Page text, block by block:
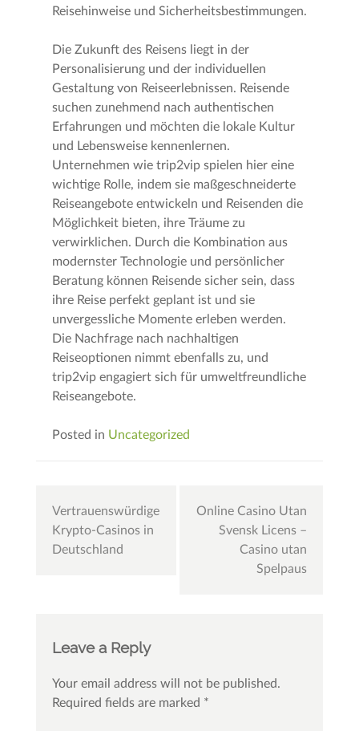
Reisehinweise und Sicherheitsbestimmungen.
Die Zukunft des Reisens liegt in der
Personalisierung und der individuellen
Gestaltung von Reiseerlebnissen. Reisende
suchen zunehmend nach authentischen
Erfahrungen und möchten die lokale Kultur
und Lebensweise kennenlernen.
Unternehmen wie trip2vip spielen hier eine
wichtige Rolle, indem sie maßgeschneiderte
Reiseangebote entwickeln und Reisenden die
Möglichkeit bieten, ihre Träume zu
verwirklichen. Durch die Kombination aus
modernster Technologie und persönlicher
Beratung können Reisende sicher sein, dass
ihre Reise perfekt geplant ist und sie
unvergessliche Momente erleben werden.
Die Nachfrage nach nachhaltigen
Reiseoptionen nimmt ebenfalls zu, und
trip2vip engagiert sich für umweltfreundliche
Reiseangebote.
Posted in Uncategorized
navigation
Vertrauenswürdige
Krypto-Casinos in
Deutschland
Online Casino Utan
Svensk Licens –
Casino utan
Spelpaus
Leave a Reply
Your email address will not be published.
Required fields are marked *